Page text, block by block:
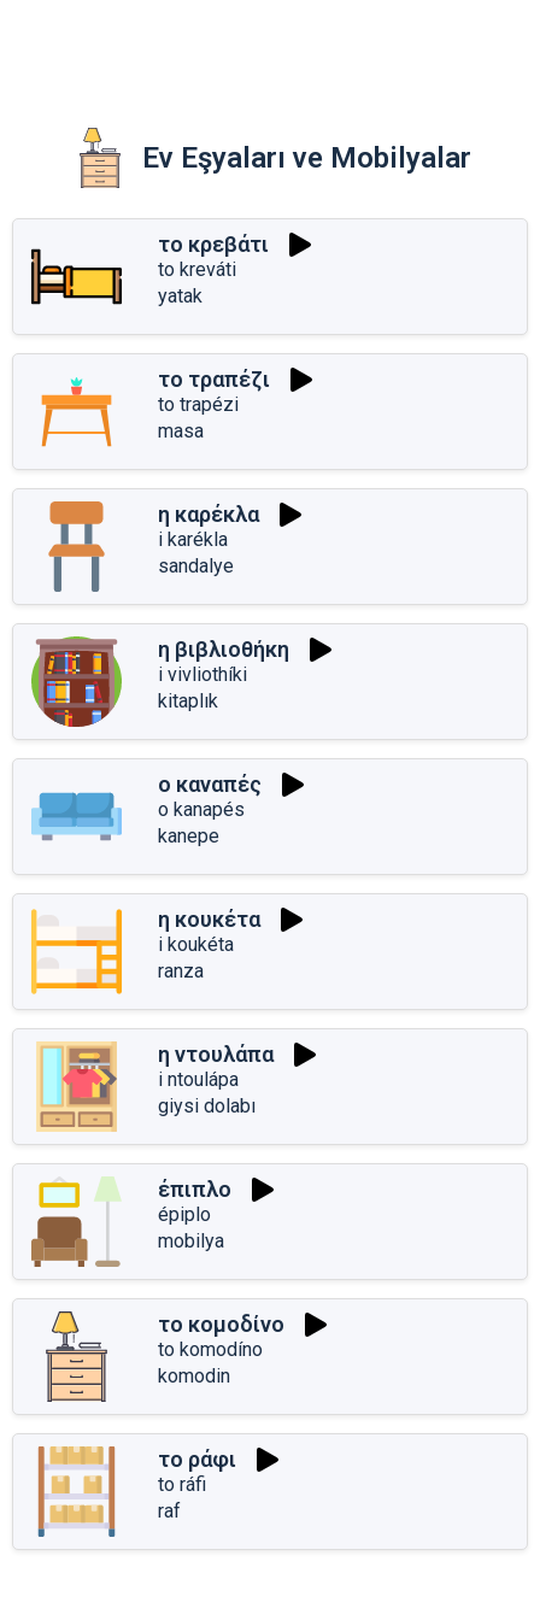
Ev Eşyaları ve Mobilyalar
το κρεβάτι
to kreváti
yatak
το τραπέζι
to trapézi
masa
η καρέκλα
i karékla
sandalye
η βιβλιοθήκη
i vivliothíki
kitaplık
ο καναπές
o kanapés
kanepe
η κουκέτα
i koukéta
ranza
η ντουλάπα
i ntoulápa
giysi dolabı
έπιπλο
épiplo
mobilya
το κομοδίνο
to komodíno
komodin
το ράφι
to ráfi
raf